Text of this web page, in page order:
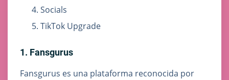
Socials
TikTok Upgrade
1. Fansgurus
Fansgurus es una plataforma reconocida por